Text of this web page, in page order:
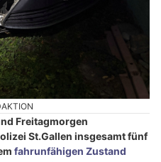
Freitagmorgen
St.Gallen insgesamt fünf
fahrunfähigen Zustand